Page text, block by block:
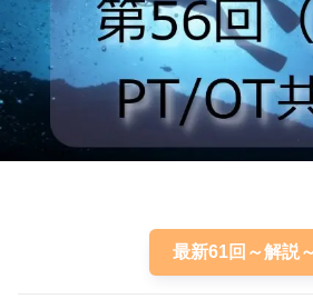
最新61回～解説